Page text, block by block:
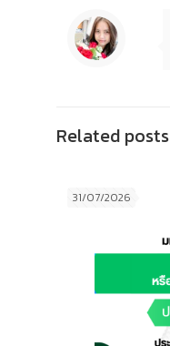
Related posts
31/07/2026